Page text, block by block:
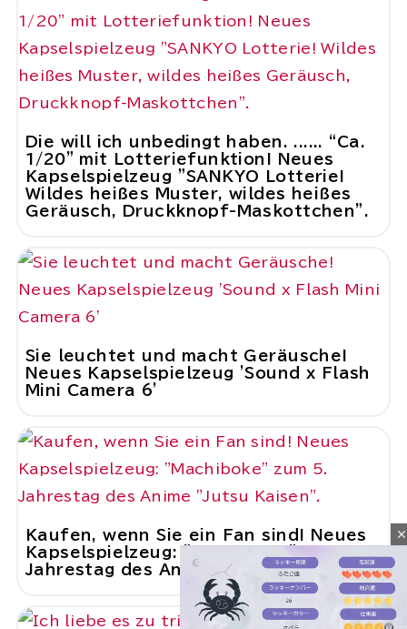
Die will ich unbedingt haben. ...... “Ca.
1/20” mit Lotteriefunktion! Neues
Kapselspielzeug "SANKYO Lotterie!
Wildes heißes Muster, wildes heißes
Geräusch, Druckknopf-Maskottchen".
Sie leuchtet und macht Geräusche!
Neues Kapselspielzeug 'Sound x Flash
Mini Camera 6'
Kaufen, wenn Sie ein Fan sind! Neues
Kapselspielzeug: "Machiboke" zum 5.
Jahrestag des Anime "Jutsu Kaisen".